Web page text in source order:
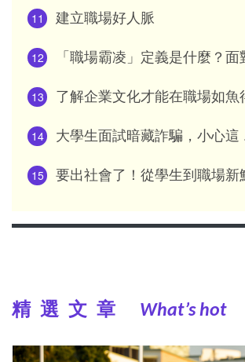
11 建立職場好人脈
12 「職場霸凌」定義是什麼？面
13 了解企業文化才能在職場如魚
14 大學生面試暗藏詐騙，小心這
15 要出社會了！從學生到職場新
精選文章 What’s hot